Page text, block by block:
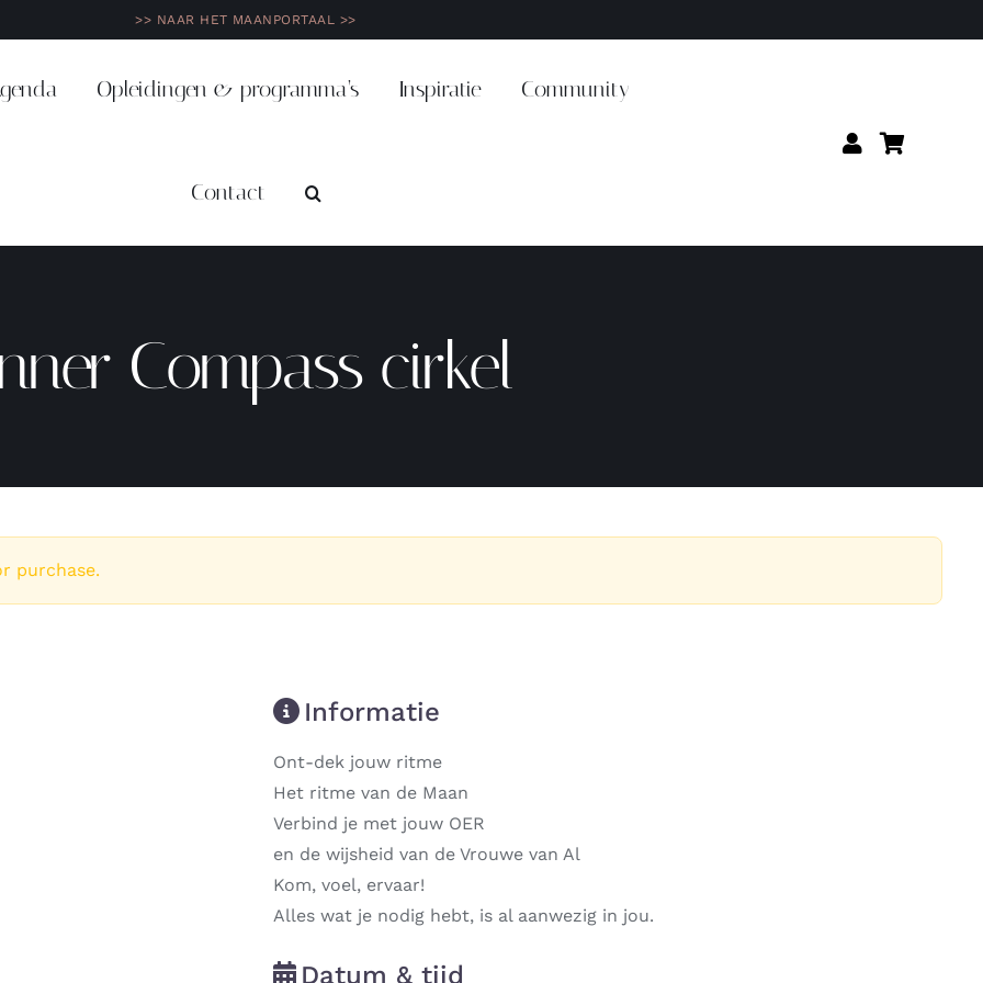
>> NAAR HET MAANPORTAAL >>
Opleidingen & programma’s Inspiratie Community
Contact
Compass cirkel
purchase.
Informatie
Ont-dek jouw ritme
Het ritme van de Maan
Verbind je met jouw OER
en de wijsheid van de Vrouwe van Al
Kom, voel, ervaar!
Alles wat je nodig hebt, is al aanwezig in jou.
Datum & tijd